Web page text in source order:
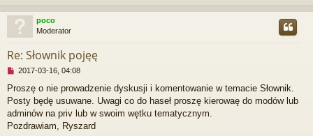
g
poco
Moderator
Re: Słownik pojęę
N
e
p
r
2017-03-16, 04:08
Proszę o nie prowadzenie dyskusji i komentowanie w temacie Słownik.
Posty będę usuwane. Uwagi co do haseł proszę kierowaę do modów lub
adminów na priv lub w swoim wętku tematycznym.
Pozdrawiam, Ryszard